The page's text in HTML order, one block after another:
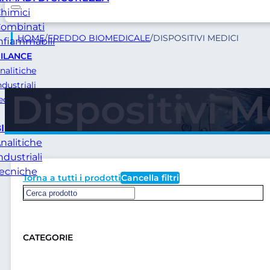
HOME/FREDDO BIOMEDICALE/DISPOSITIVI MEDICI
Dispositivi
Torna a tutti i prodottiCancella filtri
CATEGORIE